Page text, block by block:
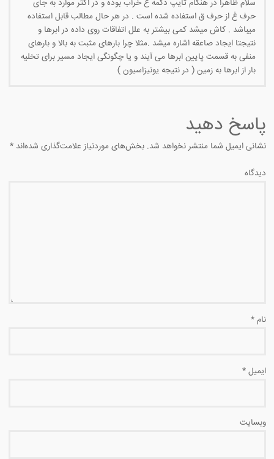
سلام ظاهرا در هنگام تایپ دکمه غ خراب بوده و در اکثر موارد به جای
حرف غ از حرف ق استفاده شده است . در هر حال مطالب قابل استفاده
میباشد . کاش میشد کمی بیشتر به علل اتفاقات روی داده در ابرها و
نتیجتا ایجاد صاعقه اشاره میشد .مثلا چرا بارهای مثبت به بالا و بارهای
منفی به قسمت پایین ابرها می آیند و یا چگونگی ایجاد مسیر برای تخلیه
بار از ابرها به زمین ( در نتیجه یونیزاسیون )
پاسخ دهید
نشانی ایمیل شما منتشر نخواهد شد. بخش‌های موردنیاز علامت‌گذاری شده‌اند*
دیدگاه
نام*
ایمیل*
وبسایت